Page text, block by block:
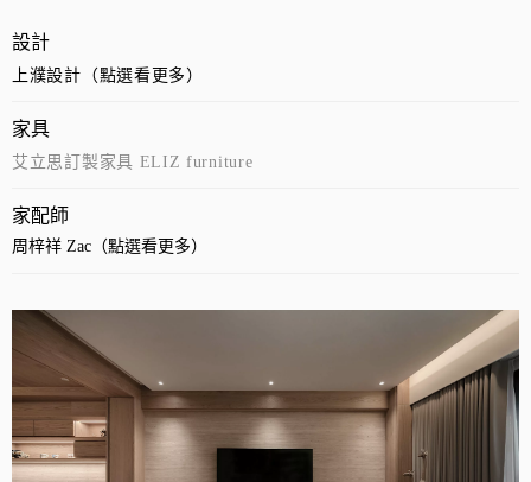
設計
上濮設計（點選看更多）
家具
艾立思訂製家具 ELIZ furniture
家配師
周梓祥 Zac（點選看更多）